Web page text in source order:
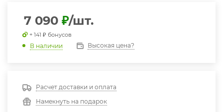
7 090 ₽/шт.
+ 141 ₽ бонусов
В наличии Высокая цена?
Расчет доставки и оплата
Намекнуть на подарок